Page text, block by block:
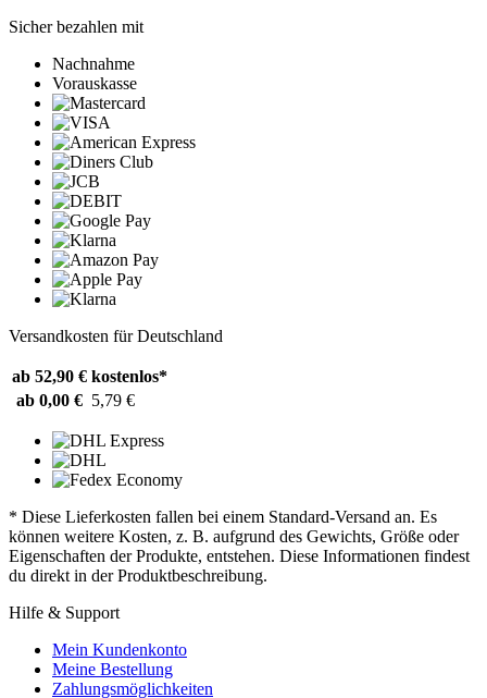
Sicher bezahlen mit
Nachnahme
Vorauskasse
Versandkosten für Deutschland
ab 52,90 € kostenlos*
ab 0,00 € 5,79 €
* Diese Lieferkosten fallen bei einem Standard-Versand an. Es
können weitere Kosten, z. B. aufgrund des Gewichts, Größe oder
Eigenschaften der Produkte, entstehen. Diese Informationen findest
du direkt in der Produktbeschreibung.
Hilfe & Support
Mein Kundenkonto
Meine Bestellung
Zahlungsmöglichkeiten